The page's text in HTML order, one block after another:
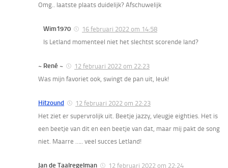
Omg.. laatste plaats duidelijk? Afschuwelijk
Wim1970
16 februari 2022 om 14:58
Is Letland momenteel niet het slechtst scorende land?
~ René ~
12 februari 2022 om 22:23
Was mijn favoriet ook, swingt de pan uit, leuk!
Hitzound
12 februari 2022 om 22:23
Het ziet er supervrolijk uit. Beetje jazzy, vleugje eighties. Het is
een beetje van dit en een beetje van dat, maar mij pakt de song
niet. Maarre ….. veel succes Letland!
Jan de Taalregelman
12 februari 2022 om 22:24